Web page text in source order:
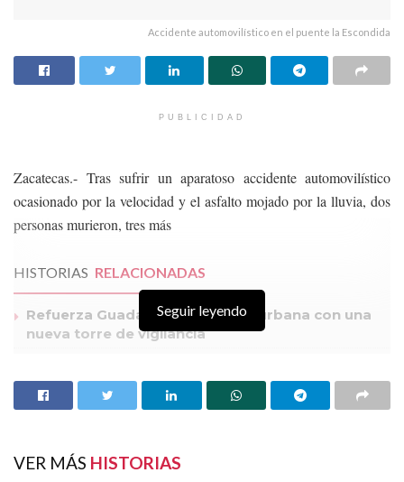
Accidente automovilístico en el puente la Escondida
PUBLICIDAD
Zacatecas.- Tras sufrir un aparatoso accidente automovilístico
ocasionado por la velocidad y el asfalto mojado por la lluvia, dos
personas murieron, tres más
HISTORIAS RELACIONADAS
Refuerza Guadalupe seguridad urbana con una
nueva torre de vigilancia
“desplazadores” de tarjetas bancarias
Día de balaceras y muerte en Jerez y Joaquín
Seguir leyendo
VER MÁS HISTORIAS